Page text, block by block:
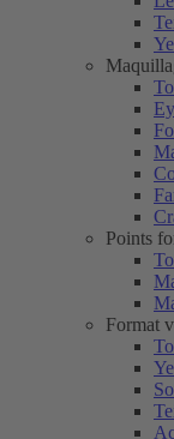
Points
Format